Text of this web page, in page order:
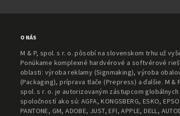
O NÁS
M & P, spol. s r. o. pôsobí na slovenskom trhu už
Ponúkame komplexné hardvérové a softvérové
oblasti: výroba reklamy (Signmaking), výroba
(Packaging), príprava tlače (Prepress) a ďalšie. M &
spol. s r. o. je autorizovaným zástupcom globálnych
spoločností ako sú: AGFA, KONGSBERG, ESKO,
PANTONE, GM, ADOBE, JUST, EFI, APPLE, DELL,